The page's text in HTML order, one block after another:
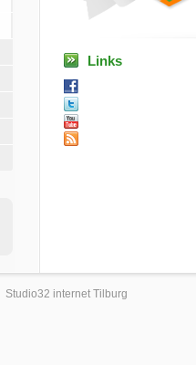
Links
Studio32 internet Tilburg